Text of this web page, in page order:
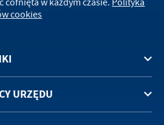
cookies
URZĘDU
ofert, komunikatów mediów